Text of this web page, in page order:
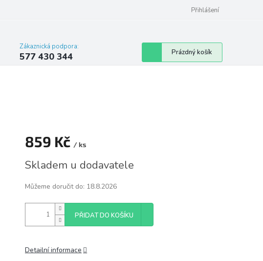
Přihlášení
Zákaznická podpora:
577 430 344
Nákupní
košík
Prázdný košík
859 Kč / ks
cena:
Skladem u dodavatele
Můžeme doručit do: 18.8.2026
PŘIDAT DO KOŠÍKU
Detailní informace